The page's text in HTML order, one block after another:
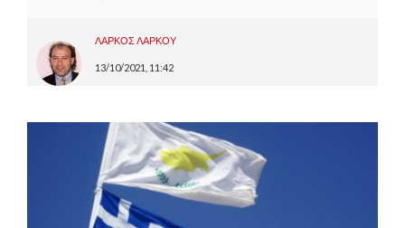
ΛΑΡΚΟΣ ΛΑΡΚΟΥ
13/10/2021, 11:42